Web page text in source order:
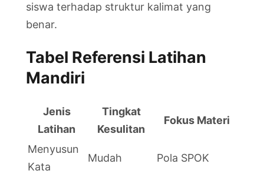
siswa terhadap struktur kalimat yang
benar.
Tabel Referensi Latihan
Mandiri
Jenis
Latihan
Tingkat
Kesulitan
Fokus Materi
Menyusun
Kata
Mudah Pola SPOK